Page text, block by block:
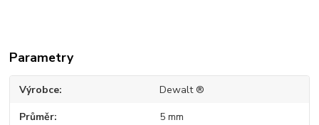
Parametry
Výrobce Dewalt ®
Průměr 5 mm